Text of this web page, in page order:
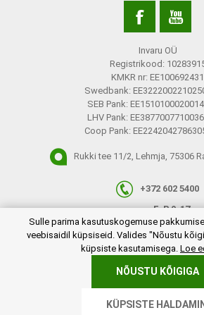
Invaru OÜ
Registrikood:
KMKR nr: EE100692431
Swedbank:
SEB Pank:
LHV Pank:
Coop Pank:
Rukki tee 11/2, Lehmja, 75306
+372 602 5400
E-R 9-17
info@invaru.ee
Powered by
Sulle parima kasutuskogemuse
veebisaidil küpsiseid. Valides "Nõustu
küpsiste kasutamisega. Loe
NÕUSTU KÕIGIGA
KÜPSISTE